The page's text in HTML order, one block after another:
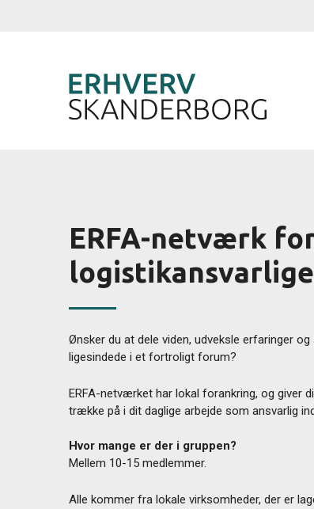
ERFA-netværk
logistikansvarlige
Ønsker du at dele viden, udveksle erfaringer
ligesindede i et fortroligt forum?
ERFA-netværket har lokal forankring, og giver
trække på i dit daglige arbejde som ansvarlig
Hvor mange er der i gruppen?
Mellem 10-15 medlemmer.
Alle kommer fra lokale virksomheder, der er